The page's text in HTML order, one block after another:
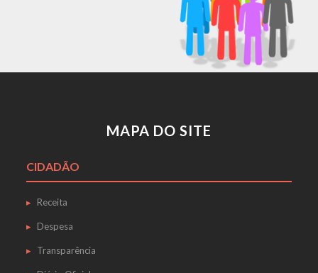
MAPA DO SITE
CIDADÃO
Receita
Despesa
Transparência